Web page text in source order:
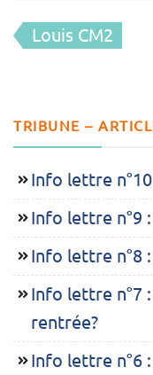
Navigation
de
Louis CM2
TRIBUNE –
Info lettre n°10
Info lettre n°9
Info lettre n°8
Info lettre n°7
rentrée?
Info lettre n°6